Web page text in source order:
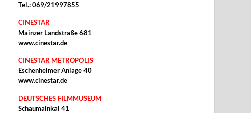
Tel.: 069/21997855
CINESTAR
Mainzer Landstraße 681
www.cinestar.de
CINESTAR METROPOLIS
Eschenheimer Anlage 40
www.cinestar.de
DEUTSCHES FILMMUSEUM
Schaumainkai 41